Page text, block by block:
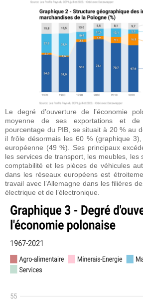
Le degré d’ouverture de l’économie
moyenne de ses exportations et
pourcentage du PIB, se situait à 20 % au
il frôle désormais les 60 % (graphique
européenne (49 %). Ses principaux
les services de transport, les meubles, les
comptabilité et les pièces de véhicules
dans les réseaux européens est
travail avec l’Allemagne dans les filières
électrique et de l’électronique.